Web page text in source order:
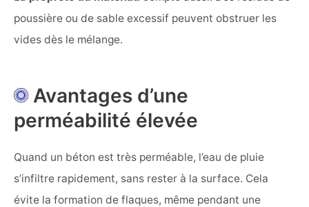
poussière ou de sable excessif peuvent obstruer les
vides dès le mélange.
Avantages d’une
perméabilité élevée
Quand un béton est très perméable, l’eau de pluie
s’infiltre rapidement, sans rester à la surface. Cela
évite la formation de flaques, même pendant une